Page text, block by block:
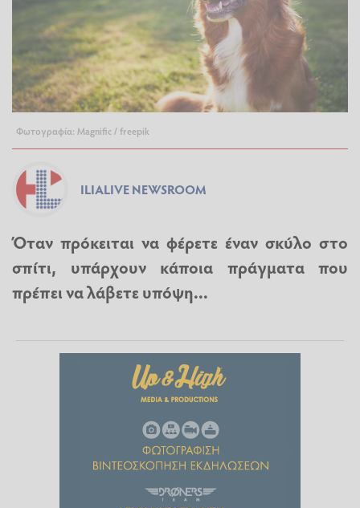
Φωτογραφία: Magnific / freepik
ILIALIVE NEWSROOM
Όταν πρόκειται να φέρετε έναν σκύλο στo
σπίτι, υπάρχουν κάποια πράγματα που
πρέπει να λάβετε υπόψη...